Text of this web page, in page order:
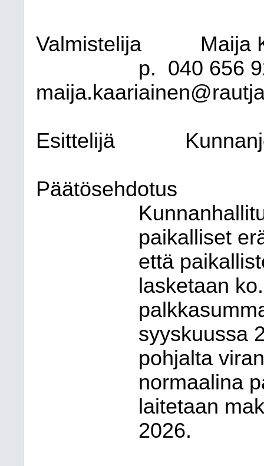
Valmistelija
Maija
p. 040 656
Esittelijä
Päätösehdotus
paikalliset
että
lasketaan
syyskuussa
pohjalta
normaalina
laitetaan
2026.